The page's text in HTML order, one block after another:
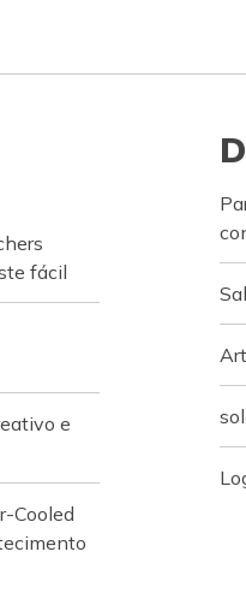
fácil
e
Cooled